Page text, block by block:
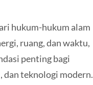
hukum-hukum alam
ruang, dan waktu,
penting bagi
dan teknologi modern.